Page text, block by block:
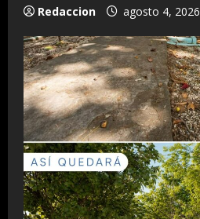
Redaccion agosto 4, 2026